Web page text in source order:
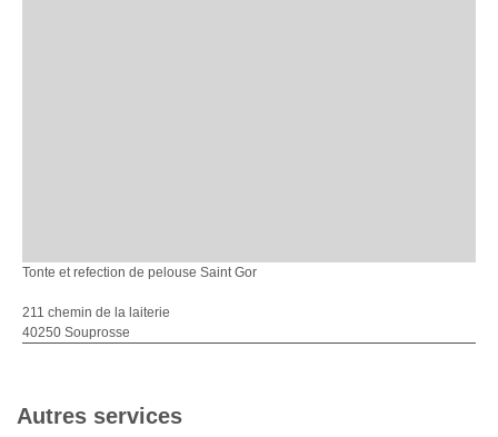
Tonte et refection de pelouse Saint Gor
211 chemin de la laiterie
40250 Souprosse
Autres services